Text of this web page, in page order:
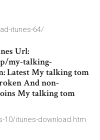
itunes-64/
Url:
my-talking-
Latest My talking tom
And non-
My talking tom
10/itunes-download.htm